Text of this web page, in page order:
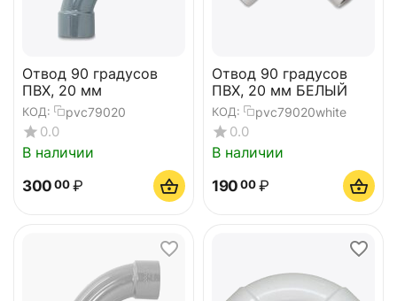
Отвод 90 градусов
ПВХ, 20 мм
КОД: pvc79020
0.0
В наличии
300 00 ₽
Отвод 90 градусов
ПВХ, 20 мм БЕЛЫЙ
КОД: pvc79020white
0.0
В наличии
190 00 ₽